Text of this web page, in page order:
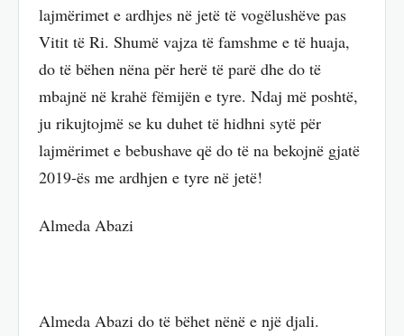
lajmërimet e ardhjes në jetë të vogëlushëve pas
Vitit të Ri. Shumë vajza të famshme e të huaja,
do të bëhen nëna për herë të parë dhe do të
mbajnë në krahë fëmijën e tyre. Ndaj më poshtë,
ju rikujtojmë se ku duhet të hidhni sytë për
lajmërimet e bebushave që do të na bekojnë gjatë
2019-ës me ardhjen e tyre në jetë!
Almeda Abazi
Almeda Abazi do të bëhet nënë e një djali.